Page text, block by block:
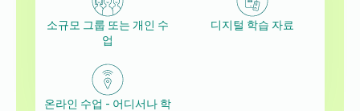
소규모 그룹 또는 개인 수
업
디지털 학습 자료
온라인 수업 - 어디서나 학